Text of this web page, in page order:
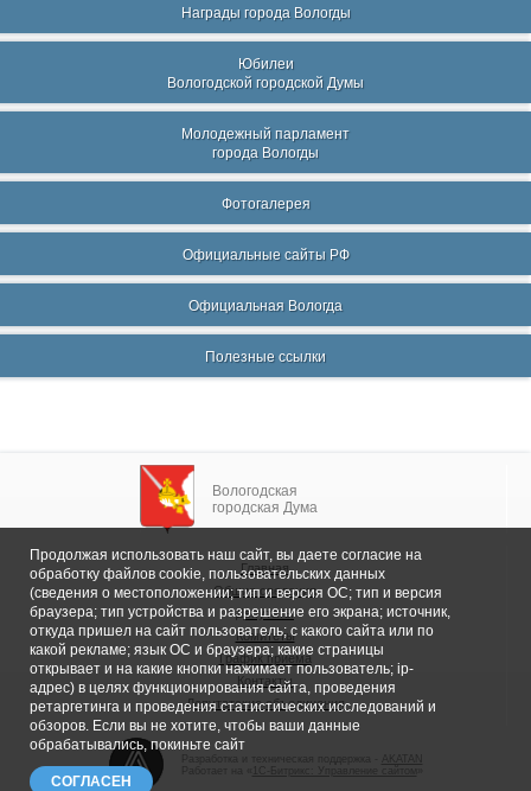
Награды города Вологды
Юбилеи
Вологодской городской Думы
Молодежный парламент
города Вологды
Фотогалерея
Официальные сайты РФ
Официальная Вологда
Полезные ссылки
Вологодская
городская Дума
Главная
Общие сведения
Депутаты
Комитеты
График приема
Контакты
Депутатские объединения
1С-Битрикс: Управление сайтом
Продолжая использовать наш сайт, вы даете согласие на
обработку файлов cookie, пользовательских данных
(сведения о местоположении; тип и версия ОС; тип и версия
браузера; тип устройства и разрешение его экрана; источник,
откуда пришел на сайт пользователь; с какого сайта или по
какой рекламе; язык ОС и браузера; какие страницы
открывает и на какие кнопки нажимает пользователь; ip-
адрес) в целях функционирования сайта, проведения
ретаргетинга и проведения статистических исследований и
обзоров. Если вы не хотите, чтобы ваши данные
обрабатывались, покиньте сайт
СОГЛАСЕН